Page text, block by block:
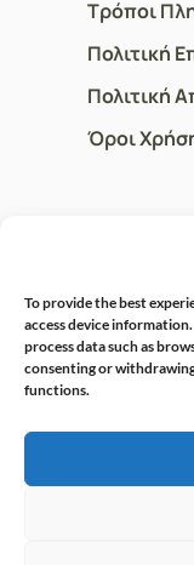
To provide the best
access device
process data such as
consenting or
functions.
Τρόποι
Πολιτική
Πολιτική
Όροι
Ο
Η Ομάδα